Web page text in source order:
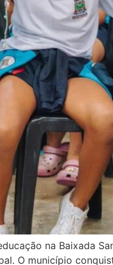
na Baixada
O município